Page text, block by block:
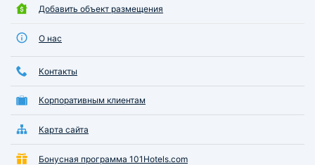
Добавить объект размещения
О нас
Контакты
Корпоративным клиентам
Карта сайта
Бонусная программа 101Hotels.com